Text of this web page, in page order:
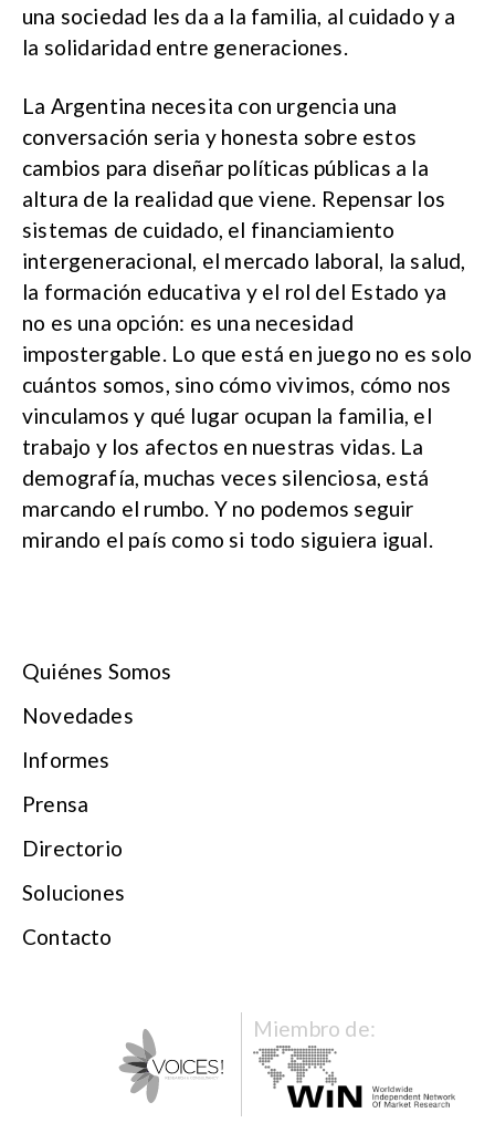
una sociedad les da a la familia, al cuidado y a
la solidaridad entre generaciones.
La Argentina necesita con urgencia una
conversación seria y honesta sobre estos
cambios para diseñar políticas públicas a la
altura de la realidad que viene. Repensar los
sistemas de cuidado, el financiamiento
intergeneracional, el mercado laboral, la salud,
la formación educativa y el rol del Estado ya
no es una opción: es una necesidad
impostergable. Lo que está en juego no es solo
cuántos somos, sino cómo vivimos, cómo nos
vinculamos y qué lugar ocupan la familia, el
trabajo y los afectos en nuestras vidas. La
demografía, muchas veces silenciosa, está
marcando el rumbo. Y no podemos seguir
mirando el país como si todo siguiera igual.
Quiénes Somos
Novedades
Informes
Prensa
Directorio
Soluciones
Contacto
Miembro de: